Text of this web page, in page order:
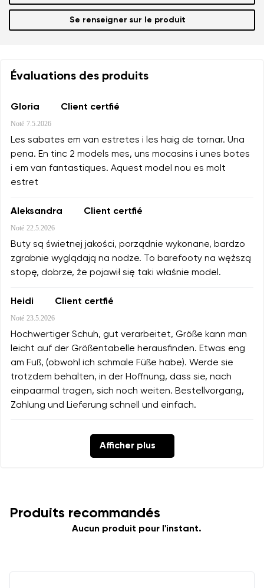
Se renseigner sur le produit
Évaluations des produits
Gloria Client certfié
Noté 7.5.2026
Les sabates em van estretes i les haig de tornar. Una
pena. En tinc 2 models mes, uns mocasins i unes botes
i em van fantastiques. Aquest model nou es molt
estret
Aleksandra Client certfié
Noté 22.5.2026
Buty są świetnej jakości, porządnie wykonane, bardzo
zgrabnie wyglądają na nodze. To barefooty na węższą
stopę, dobrze, że pojawił się taki właśnie model.
Heidi Client certfié
Noté 23.5.2026
Hochwertiger Schuh, gut verarbeitet, Größe kann man
leicht auf der Größentabelle herausfinden. Etwas eng
am Fuß, (obwohl ich schmale Füße habe). Werde sie
trotzdem behalten, in der Hoffnung, dass sie, nach
einpaarmal tragen, sich noch weiten. Bestellvorgang,
Zahlung und Lieferung schnell und einfach.
Afficher plus
Produits recommandés
Aucun produit pour l'instant.